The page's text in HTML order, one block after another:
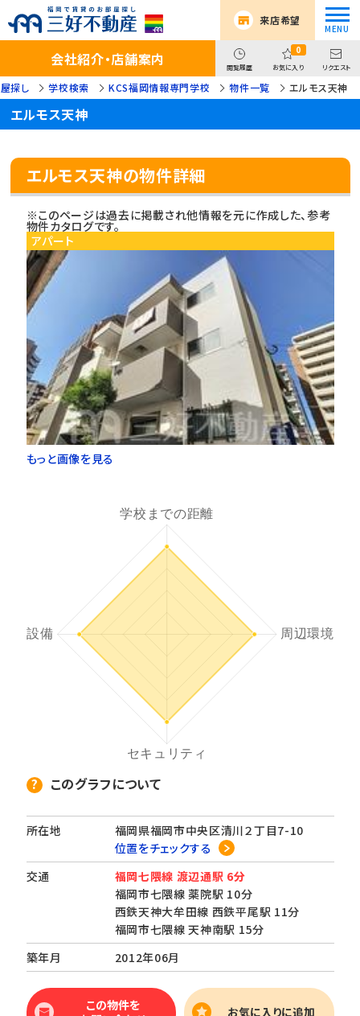
来店希望
会社紹介・店舗案内 閲覧履歴
0
お気に入り リクエスト
探し 学校検索 KCS福岡情報専門学校 物件一覧 エルモス天神
エルモス天神
エルモス天神の物件詳細
※このページは過去に掲載され他情報を元に作成した、参考
物件カタログです。
アパート
もっと画像を見る
このグラフについて
所在地
福岡県福岡市中央区清川２丁目7-10
位置をチェックする
交通
福岡七隈線 渡辺通駅 6分
福岡市七隈線 薬院駅 10分
西鉄天神大牟田線 西鉄平尾駅 11分
福岡市七隈線 天神南駅 15分
築年月
2012年06月
この物件を
お気に入りに追加